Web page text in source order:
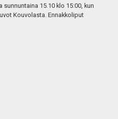
15.10 klo 15:00, kun
Kouvolasta. Ennakkoliput